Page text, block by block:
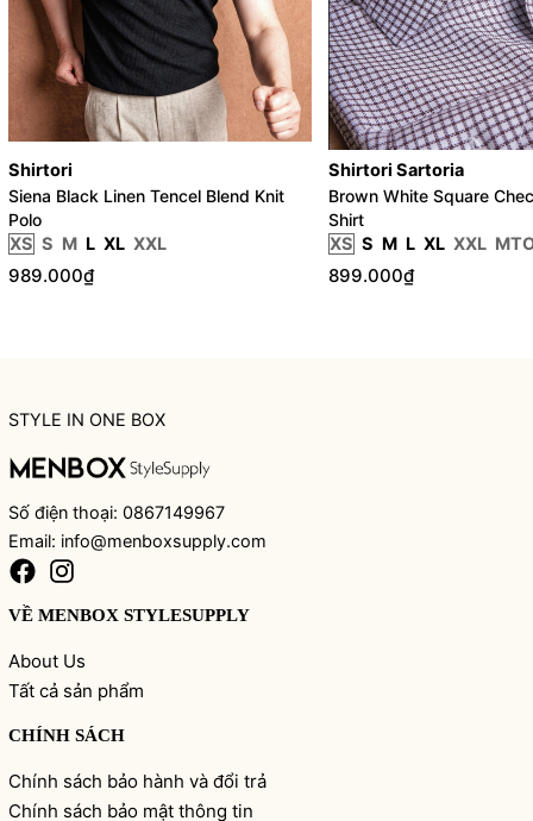
Shirtori
Siena Black Linen Tencel Blend Knit
Polo
XS S M L XL XXL
989.000₫
Shirtori Sartoria
Brown White Square
Shirt
XS S M L XL XXL
899.000₫
STYLE IN ONE BOX
Số điện thoại: 0867149967
Email: info@menboxsupply.com
VỀ MENBOX STYLESUPPLY
About Us
Tất cả sản phẩm
CHÍNH SÁCH
Chính sách bảo hành và đổi trả
Chính sách bảo mật thông tin